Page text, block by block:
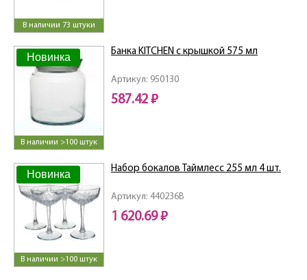
В наличии 73 штуки
Новинка
В наличии >100 штук
Артикул: 950130
Банка KITCHEN с крышкой 575 мл
587.42 ₽
Новинка
В наличии >100 штук
Артикул: 440236B
Набор бокалов Таймлесс 255 мл 4 шт.
1 620.69 ₽